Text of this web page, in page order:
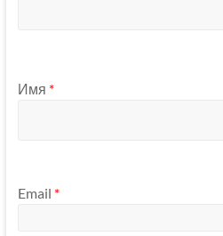
Имя *
Email *